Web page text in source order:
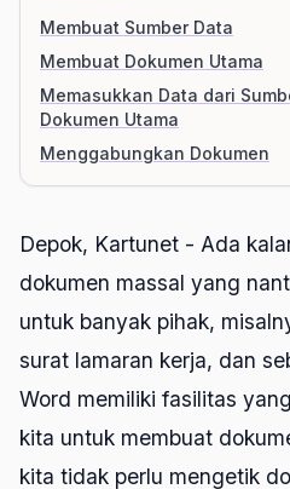
Membuat Sumber Data
Membuat Dokumen Utama
Memasukkan Data dari
Dokumen Utama
Menggabungkan Dokumen
Depok, Kartunet - Ada
dokumen massal yang
untuk banyak pihak,
surat lamaran kerja, dan
Word memiliki fasilitas
kita untuk membuat
kita tidak perlu mengetik